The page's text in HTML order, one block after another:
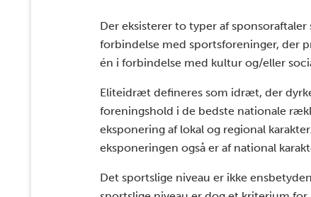
Der eksisterer to typer af
forbindelse med sportsforeninger, der
én i forbindelse med kultur og/eller
Eliteidræt defineres som idræt, der
foreningshold i de bedste nationale
eksponering af lokal og regional
eksponeringen også er af national
Det sportslige niveau er ikke